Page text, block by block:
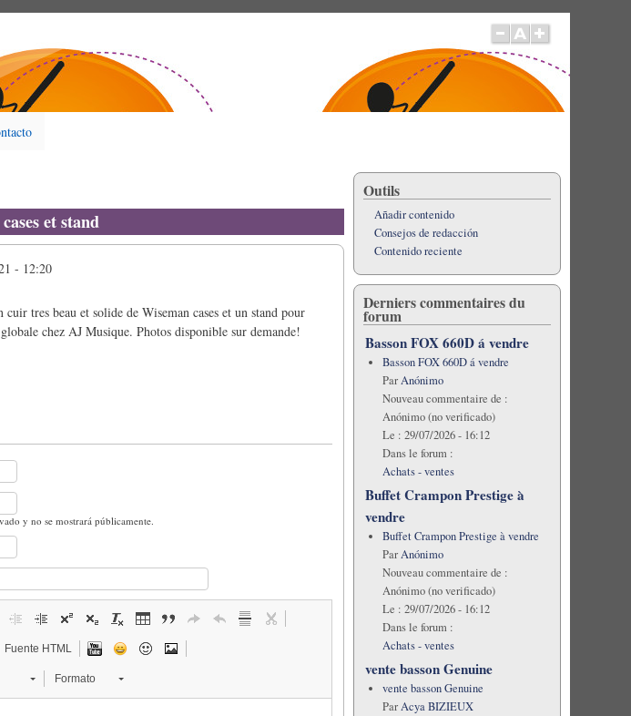
et stand
- 12:20
tres beau et solide de Wiseman cases et un stand pour
chez AJ Musique. Photos disponible sur demande!
y no se mostrará públicamente.
Fuente HTML
Formato
Outils
Añadir contenido
Consejos de redacción
Contenido reciente
Derniers commentaires du
forum
Basson FOX 660D á vendre
Basson FOX 660D á vendre
ParAnónimo
Nouveau commentaire de :
Anónimo (no verificado)
Le : 29/07/2026 - 16:12
Dans le forum :
Achats - ventes
Buffet Crampon Prestige à
vendre
Buffet Crampon Prestige à vendre
ParAnónimo
Nouveau commentaire de :
Anónimo (no verificado)
Le : 29/07/2026 - 16:12
Dans le forum :
Achats - ventes
vente basson Genuine
vente basson Genuine
ParAcya BIZIEUX